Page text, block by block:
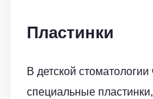
Пластинки
В детской
специальные